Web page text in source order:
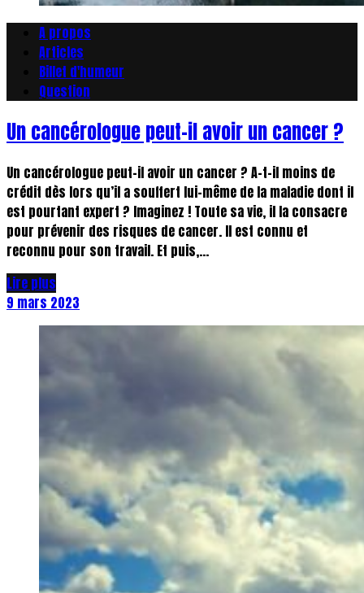
A propos
Articles
Billet d'humeur
Question
Un cancérologue peut-il avoir un cancer ?
Un cancérologue peut-il avoir un cancer ? A-t-il moins de
crédit dès lors qu’il a souffert lui-même de la maladie dont il
est pourtant expert ? Imaginez ! Toute sa vie, il la consacre
pour prévenir des risques de cancer. Il est connu et
reconnu pour son travail. Et puis,...
Lire plus
9 mars 2023